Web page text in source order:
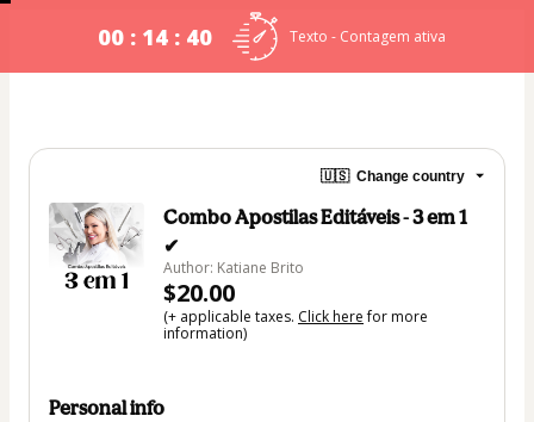
00 : 14 : 39 Texto - Contagem ativa
🇺🇸 Change country
Combo Apostilas Editáveis - 3 em 1
✔
Author: Katiane Brito
$20.00
(+ applicable taxes. Click herefor more
information)
Personal info